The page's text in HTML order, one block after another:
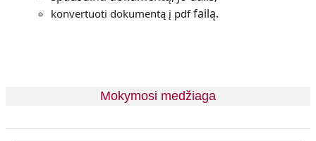
konvertuoti dokumentą į pdffailą.
Mokymosi medžiaga